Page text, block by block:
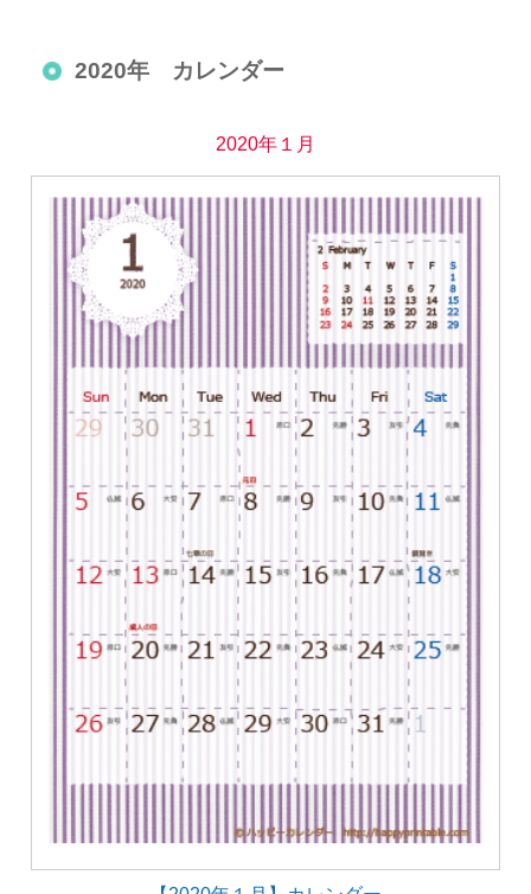
2020年 カレンダー
2020年１月